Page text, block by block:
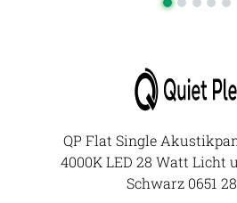
QP Flat Single
4000K LED 28 Watt Licht
Schwarz 0651